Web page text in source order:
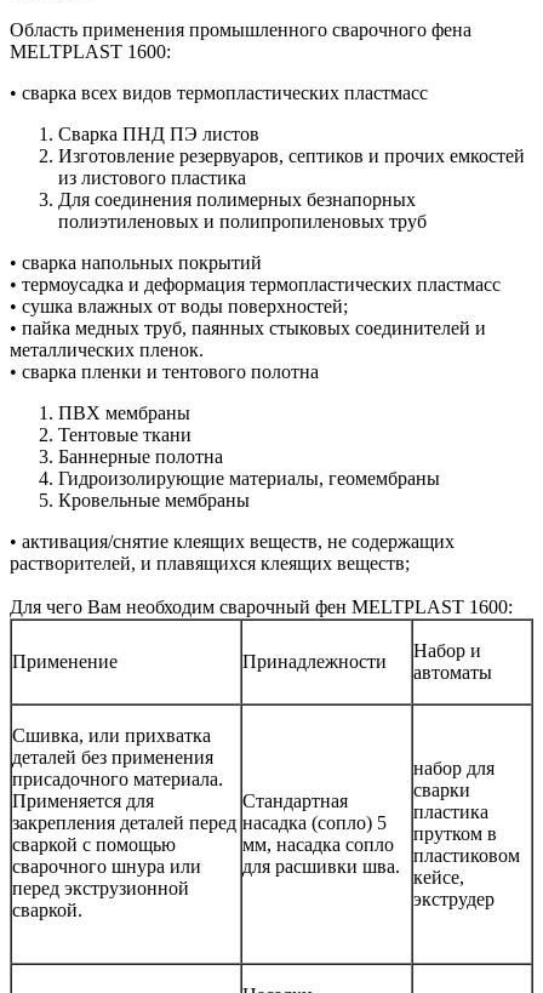
Область применения промышленного сварочного фена
MELTPLAST 1600:
• сварка всех видов термопластических пластмасс
Сварка ПНД ПЭ листов
Изготовление резервуаров, септиков и прочих емкостей
из листового пластика
Для соединения полимерных безнапорных
полиэтиленовых и полипропиленовых труб
• сварка напольных покрытий
• термоусадка и деформация термопластических пластмасс
• сушка влажных от воды поверхностей;
• пайка медных труб, паянных стыковых соединителей и
металлических пленок.
• сварка пленки и тентового полотна
ПВХ мембраны
Тентовые ткани
Баннерные полотна
Гидроизолирующие материалы, геомембраны
Кровельные мембраны
• активация/снятие клеящих веществ, не содержащих
растворителей, и плавящихся клеящих веществ;
Для чего Вам необходим сварочный фен MELTPLAST 1600:
Применение Принадлежности
Набор и
автоматы
Сшивка, или прихватка
деталей без применения
присадочного материала.
Применяется для
закрепления деталей перед
сваркой с помощью
сварочного шнура или
перед экструзионной
сваркой.
Стандартная
насадка (сопло) 5
мм, насадка сопло
для расшивки шва.
набор для
сварки
пластика
прутком в
пластиковом
кейсе,
экструдер